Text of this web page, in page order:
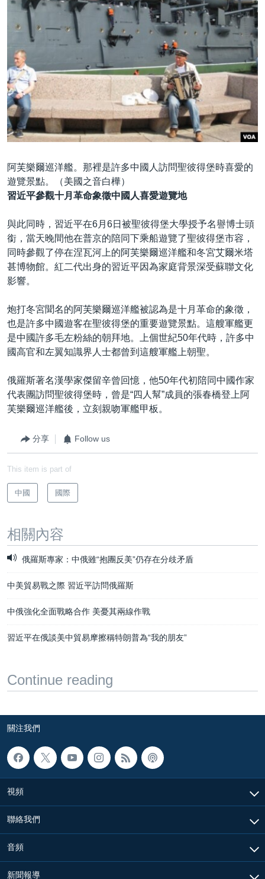
阿芙樂爾巡洋艦。那裡是許多中國人訪問聖彼得堡時喜愛的
遊覽景點。（美國之音白樺）
習近平參觀十月革命象徵中國人喜愛遊覽地
與此同時，習近平在6月6日被聖彼得堡大學授予名譽博士頭
銜，當天晚間他在普京的陪同下乘船遊覽了聖彼得堡市容，
同時參觀了停在涅瓦河上的阿芙樂爾巡洋艦和冬宮艾爾米塔
甚博物館。紅二代出身的習近平因為家庭背景深受蘇聯文化
影響。
炮打冬宮聞名的阿芙樂爾巡洋艦被認為是十月革命的象徵，
也是許多中國遊客在聖彼得堡的重要遊覽景點。這艘軍艦更
是中國許多毛左粉絲的朝拜地。上個世紀50年代時，許多中
國高官和左翼知識界人士都曾到這艘軍艦上朝聖。
俄羅斯著名漢學家傑留辛曾回憶，他50年代初陪同中國作家
代表團訪問聖彼得堡時，曾是“四人幫”成員的張春橋登上阿
芙樂爾巡洋艦後，立刻親吻軍艦甲板。
分享 Follow us
This item is part of
中國 國際
相關內容
俄羅斯專家：中俄雖“抱團反美”仍存在分歧矛盾
中美貿易戰之際 習近平訪問俄羅斯
中俄強化全面戰略合作 美憂其兩線作戰
習近平在俄談美中貿易摩擦稱特朗普為“我的朋友”
Continue reading
關注我們
視頻
聯絡我們
音頻
新聞報導